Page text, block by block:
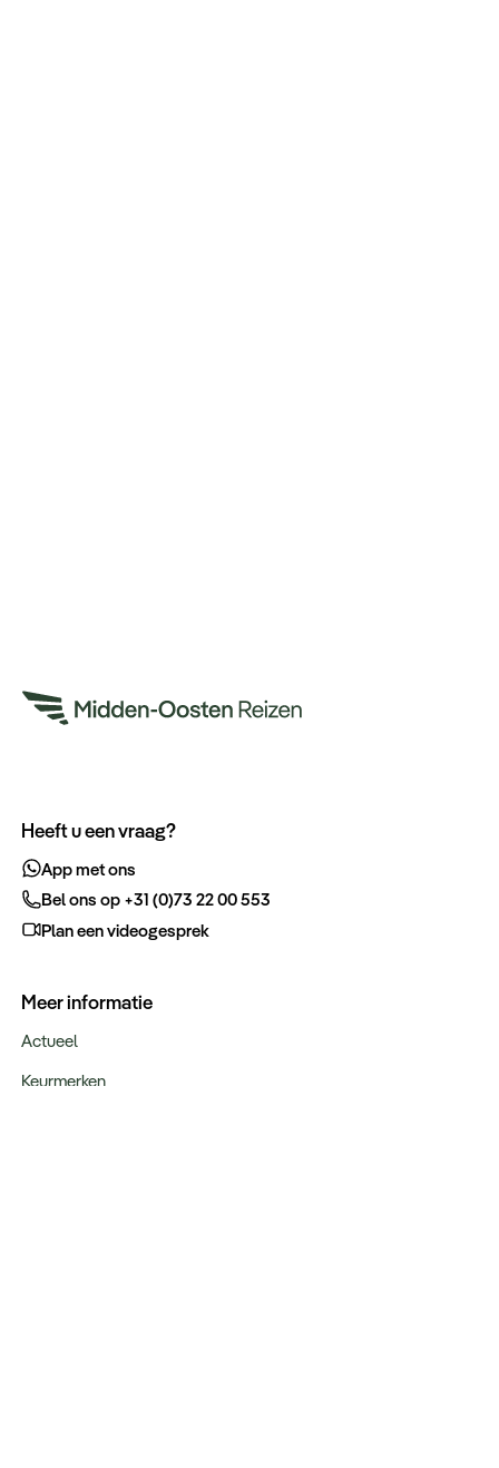
Heeft u een vraag?
App met ons
Bel ons op +31 (0)73 22 00 553
Plan een videogesprek
Meer informatie
Actueel
Keurmerken